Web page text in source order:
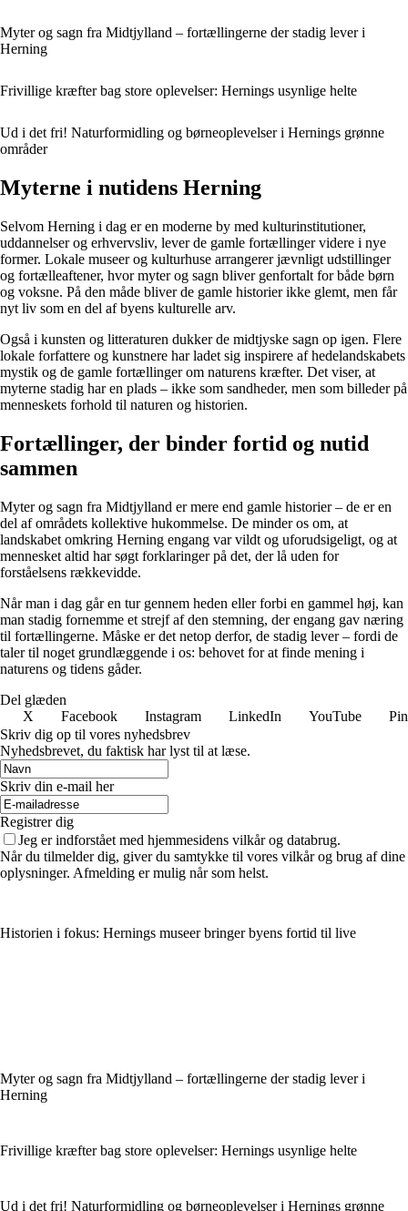
Myter og sagn fra Midtjylland – fortællingerne der stadig lever i
Herning
Frivillige kræfter bag store oplevelser: Hernings usynlige helte
Ud i det fri! Naturformidling og børneoplevelser i Hernings grønne
områder
Myterne i nutidens Herning
Selvom Herning i dag er en moderne by med kulturinstitutioner,
uddannelser og erhvervsliv, lever de gamle fortællinger videre i nye
former. Lokale museer og kulturhuse arrangerer jævnligt udstillinger
og fortælleaftener, hvor myter og sagn bliver genfortalt for både børn
og voksne. På den måde bliver de gamle historier ikke glemt, men får
nyt liv som en del af byens kulturelle arv.
Også i kunsten og litteraturen dukker de midtjyske sagn op igen. Flere
lokale forfattere og kunstnere har ladet sig inspirere af hedelandskabets
mystik og de gamle fortællinger om naturens kræfter. Det viser, at
myterne stadig har en plads – ikke som sandheder, men som billeder på
menneskets forhold til naturen og historien.
Fortællinger, der binder fortid og nutid
sammen
Myter og sagn fra Midtjylland er mere end gamle historier – de er en
del af områdets kollektive hukommelse. De minder os om, at
landskabet omkring Herning engang var vildt og uforudsigeligt, og at
mennesket altid har søgt forklaringer på det, der lå uden for
forståelsens rækkevidde.
Når man i dag går en tur gennem heden eller forbi en gammel høj, kan
man stadig fornemme et strejf af den stemning, der engang gav næring
til fortællingerne. Måske er det netop derfor, de stadig lever – fordi de
taler til noget grundlæggende i os: behovet for at finde mening i
naturens og tidens gåder.
Del glæden
X
Facebook Instagram LinkedIn YouTube
Skriv dig op til vores nyhedsbrev
Nyhedsbrevet, du faktisk har lyst til at læse.
Skriv din e-mail her
Registrer dig
Jeg er indforstået med hjemmesidens vilkår og databrug.
Når du tilmelder dig, giver du samtykke til vores vilkår og brug af dine
oplysninger. Afmelding er mulig når som helst.
Historien i fokus: Hernings museer bringer byens fortid til live
Myter og sagn fra Midtjylland – fortællingerne der stadig lever i
Herning
Frivillige kræfter bag store oplevelser: Hernings usynlige helte
Ud i det fri! Naturformidling og børneoplevelser i Hernings grønne